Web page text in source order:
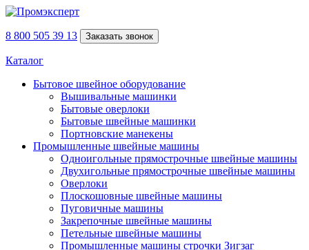
8 800 505 39 13 Заказать звонок
Каталог
Бытовое швейное оборудование
Вышивальные машинки
Бытовые оверлоки
Бытовые швейные машинки
Портновские манекены
Промышленные швейные машины
Одноигольные прямострочные швейные машины
Двухигольные прямострочные швейные машины
Оверлоки
Плоскошовные швейные машины
Пуговичные машины
Закрепочные швейные машины
Петельные швейные машины
Промышленные машины строчки Зигзаг